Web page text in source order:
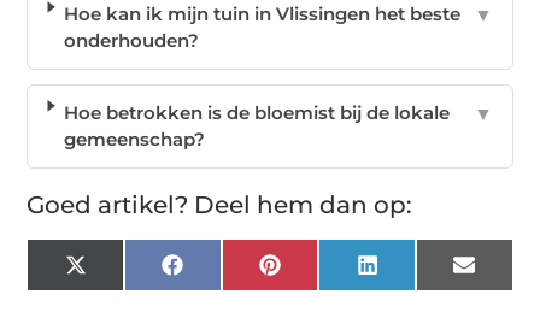
Hoe kan ik mijn tuin in Vlissingen het beste
onderhouden?
▼
Hoe betrokken is de bloemist bij de lokale
gemeenschap?
▼
Goed artikel? Deel hem dan op:
X
(Twitter)
FacebookPinterest LinkedIn Email